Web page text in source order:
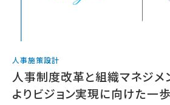
人事施策設計
人事制度改革と組織マネジメ
よりビジョン実現に向けた一